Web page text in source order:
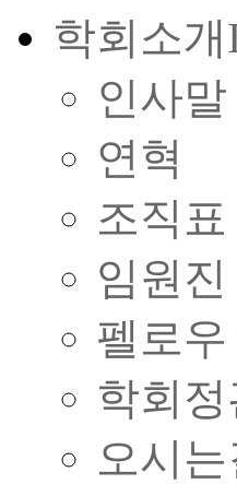
학회소개
인사말
연혁
조직표
임원진
펠로우
학회정
오시